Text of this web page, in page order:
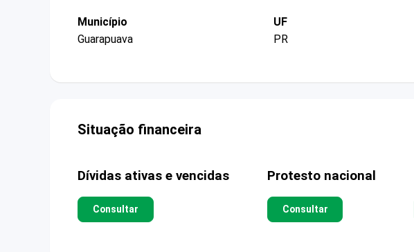
Município
Guarapuava
UF
PR
Situação financeira
Dívidas ativas e vencidas
Consultar
Protesto nacional
Consultar